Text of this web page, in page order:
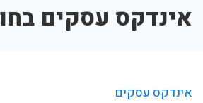
אינדקס עסקים
אינדקס עסקים